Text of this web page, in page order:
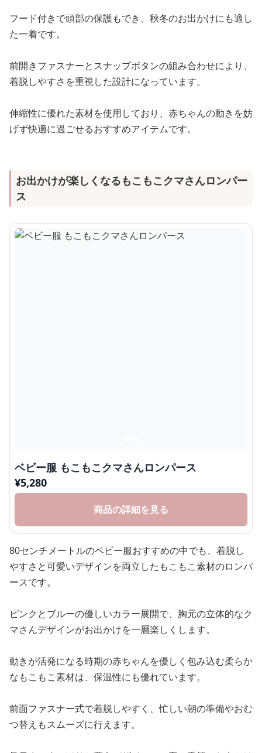
フード付きで頭部の保護もでき、秋冬のお出かけにも適し
た一着です。
前開きファスナーとスナップボタンの組み合わせにより、
着脱しやすさを重視した設計になっています。
伸縮性に優れた素材を使用しており、赤ちゃんの動きを妨
げず快適に過ごせるおすすめアイテムです。
お出かけが楽しくなるもこもこクマさんロンパー
ス
ベビー服 もこもこクマさんロンパース
¥5,280
商品の詳細を見る
80センチメートルのベビー服おすすめの中でも、着脱し
やすさと可愛いデザインを両立したもこもこ素材のロンパ
ースです。
ピンクとブルーの優しいカラー展開で、胸元の立体的なク
マさんデザインがお出かけを一層楽しくします。
動きが活発になる時期の赤ちゃんを優しく包み込む柔らか
なもこもこ素材は、保温性にも優れています。
前面ファスナー式で着脱しやすく、忙しい朝の準備やおむ
つ替えもスムーズに行えます。